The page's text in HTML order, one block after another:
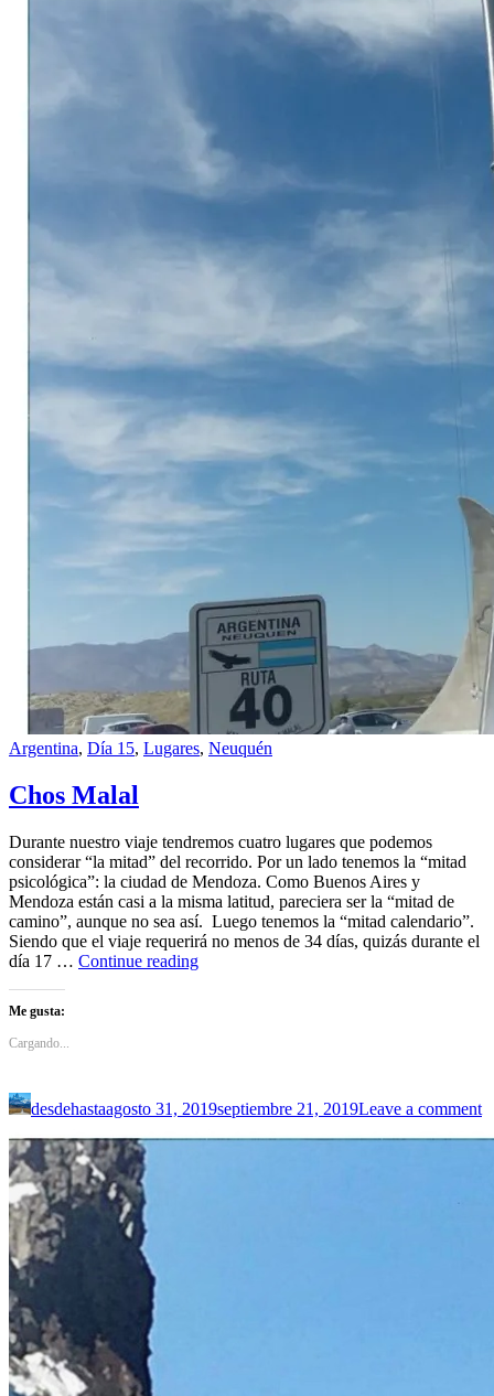
Argentina, Día 15, Lugares, Neuquén
Chos Malal
Durante nuestro viaje tendremos cuatro lugares que podemos
considerar “la mitad” del recorrido. Por un lado tenemos la “mitad
psicológica”: la ciudad de Mendoza. Como Buenos Aires y
Mendoza están casi a la misma latitud, pareciera ser la “mitad de
camino”, aunque no sea así. Luego tenemos la “mitad calendario”.
Siendo que el viaje requerirá no menos de 34 días, quizás durante el
día 17 … Continue readingChos
Me gusta:
Cargando...
desdehastaagosto 31, 2019septiembre 21, 2019Leave a comment